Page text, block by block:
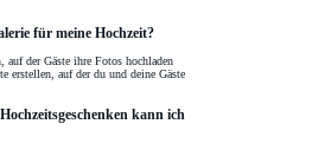
für meine Hochzeit?
der Gäste ihre Fotos hochladen
erstellen, auf der du und deine Gäste
kann ich